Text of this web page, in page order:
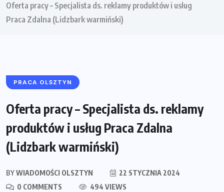
Oferta pracy – Specjalista ds. reklamy produktów i usług
Praca Zdalna (Lidzbark warmiński)
PRACA OLSZTYN
Oferta pracy – Specjalista ds. reklamy
produktów i usług Praca Zdalna
(Lidzbark warmiński)
BYWIADOMOŚCI OLSZTYN
22 STYCZNIA 2024
0 COMMENTS
494 VIEWS